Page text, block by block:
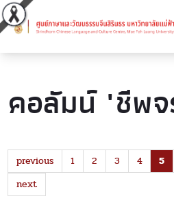
คอลัมน์ "ชีพ
previous 1 2 3 4 5
next